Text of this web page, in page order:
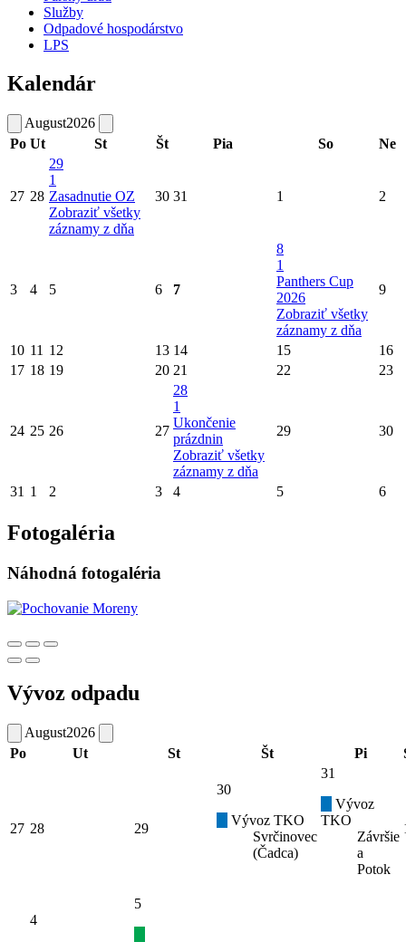
Služby
Odpadové hospodárstvo
LPS
Kalendár
August2026
Po Ut St Št Pia So Ne
27 28
29
1
Zasadnutie OZ
Zobraziť všetky
záznamy z dňa
30 31 1 2
3 4 5 6 7
8
1
Panthers Cup
2026
Zobraziť všetky
záznamy z dňa
9
10 11 12 13 14 15
16
17 18 19 20 21 22 23
24 25 26 27
28
1
Ukončenie
prázdnin
Zobraziť všetky
záznamy z dňa
29 30
31 1 2 3 4 5 6
Fotogaléria
Náhodná fotogaléria
Vývoz odpadu
August2026
Po
Ut St Št Pi
27 28 29
30
Vývoz TKO
Svrčinovec
(Čadca)
31
Vývoz
TKO
Závršie
a
Potok
4
5